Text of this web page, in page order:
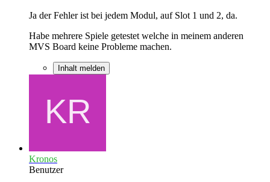
Ja der Fehler ist bei jedem Modul, auf Slot 1 und 2, da.
Habe mehrere Spiele getestet welche in meinem anderen
MVS Board keine Probleme machen.
Inhalt melden
Kronos
Benutzer